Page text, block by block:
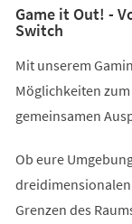
Game it Out! -
Switch
Mit unserem
Möglichkeiten
gemeinsamen
Ob eure
Grenzen des